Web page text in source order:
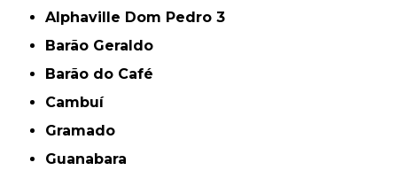
Alphaville Dom Pedro 3
Barão Geraldo
Barão do Café
Cambuí
Gramado
Guanabara